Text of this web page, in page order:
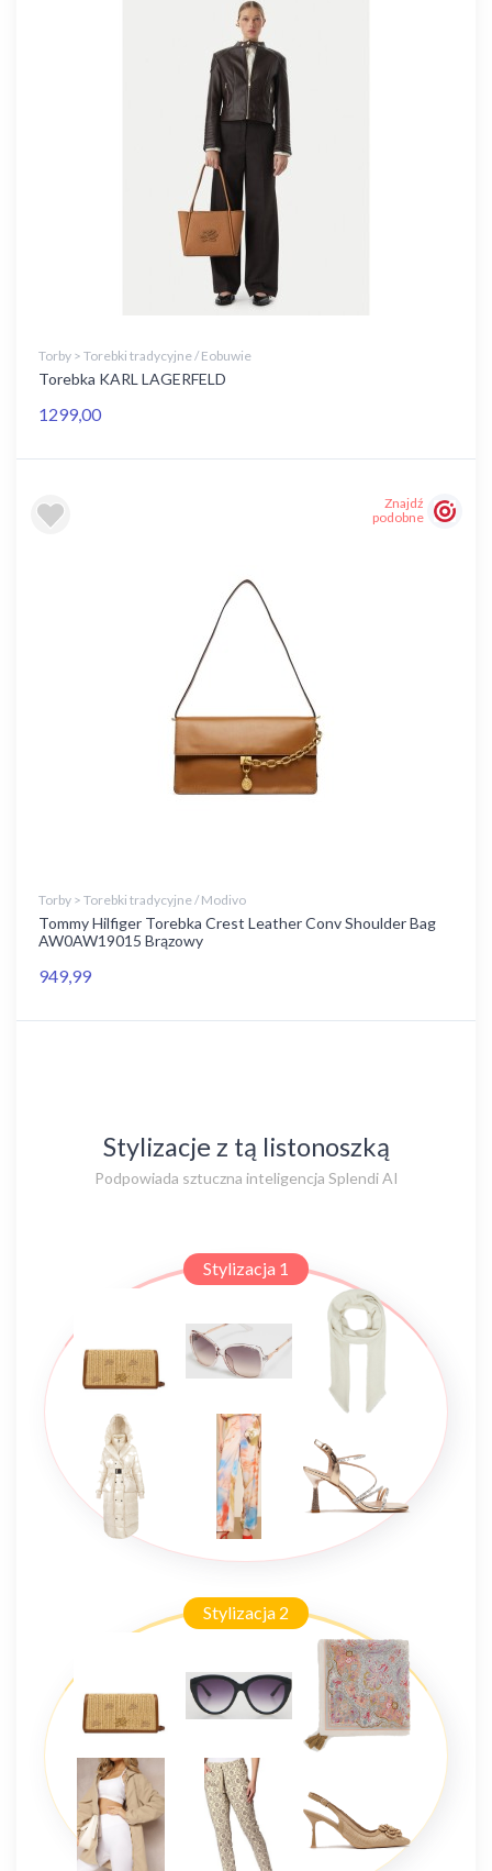
Torby > Torebki tradycyjne / Eobuwie
Torebka KARL LAGERFELD
1299,00
Znajdź
podobne
Torby > Torebki tradycyjne / Modivo
Tommy Hilfiger Torebka Crest Leather Conv Shoulder Bag
AW0AW19015 Brązowy
949,99
Stylizacje z tą listonoszką
Podpowiada sztuczna inteligencja Splendi AI
Stylizacja 1
Stylizacja 2